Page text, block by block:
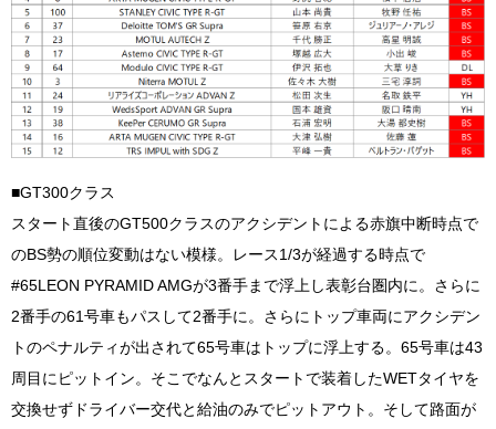
■GT300クラス
スタート直後のGT500クラスのアクシデントによる赤旗中断時点で
のBS勢の順位変動はない模様。レース1/3が経過する時点で
#65LEON PYRAMID AMGが3番手まで浮上し表彰台圏内に。さらに
2番手の61号車もパスして2番手に。さらにトップ車両にアクシデン
トのペナルティが出されて65号車はトップに浮上する。65号車は43
周目にピットイン。そこでなんとスタートで装着したWETタイヤを
交換せずドライバー交代と給油のみでピットアウト。そして路面が